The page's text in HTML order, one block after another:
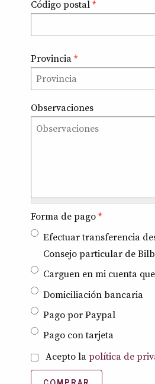
Código postal *
Provincia *
Observaciones
Forma de pago *
Efectuar transferencia
Consejo particular de
Carguen en mi cuenta
Domiciliación bancaria
Pago por Paypal
Pago con tarjeta
Política de privacidad*
Acepto la política de